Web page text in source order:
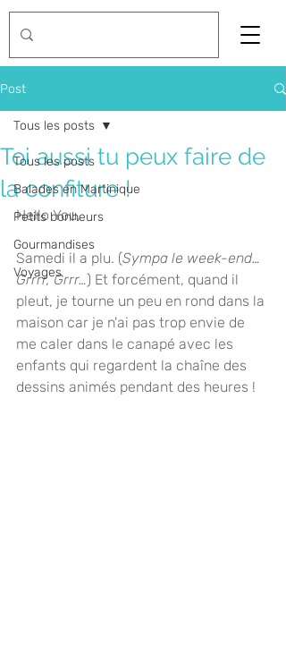
Post
Tous les posts
Balades en Martinique
Petits bonheurs
Gourmandises
Voyages
Tous les posts
Toi aussi tu peux faire de
la confiture !
Hello You,
Samedi il a plu. (Sympa le week-end…
Grrrr, Grrr…) Et forcément, quand il
pleut, je tourne un peu en rond dans la
maison car je n'ai pas trop envie de
me caler dans le canapé avec les
enfants qui regardent la chaîne des
dessins animés pendant des heures !